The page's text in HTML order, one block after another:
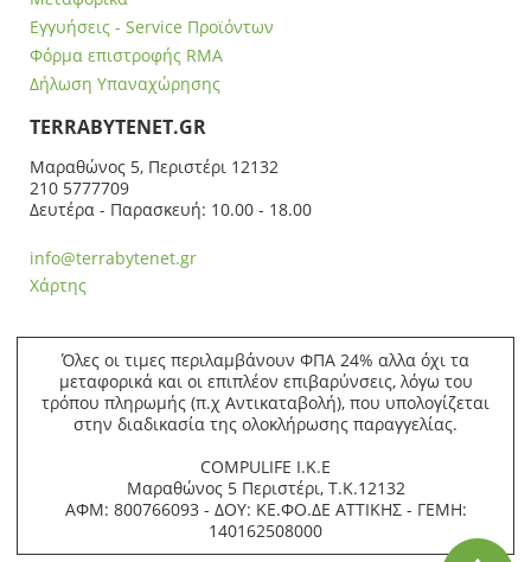
Εγγυήσεις - Service Προϊόντων
Φόρμα επιστροφής RMA
Δήλωση Υπαναχώρησης
ΤERRABYTENET.GR
Μαραθώνος 5, Περιστέρι 12132
210 5777709
Δευτέρα - Παρασκευή: 10.00 - 18.00
info@terrabytenet.gr
Χάρτης
Όλες οι τιμες περιλαμβάνουν ΦΠΑ 24% αλλα όχι τα
μεταφορικά και οι επιπλέον επιβαρύνσεις, λόγω του
τρόπου πληρωμής (π.χ Αντικαταβολή), που υπολογίζεται
στην διαδικασία της ολοκλήρωσης παραγγελίας.
COMPULIFE Ι.Κ.Ε
Μαραθώνος 5 Περιστέρι, Τ.Κ.12132
ΑΦΜ: 800766093 - ΔΟΥ: ΚΕ.ΦΟ.ΔΕ ΑΤΤΙΚΗΣ - ΓΕΜΗ:
140162508000